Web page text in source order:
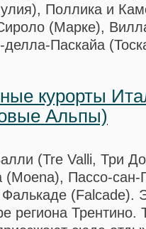
Поллика и
(Марке),
делла-Паскайа
курорты
Альпы)
(Tre Valli, Три
Пассо-сан-
(Falcade).
региона Трентино.